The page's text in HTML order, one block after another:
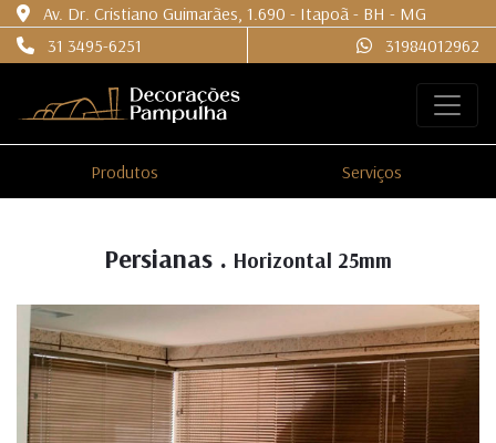
Av. Dr. Cristiano Guimarães, 1.690 - Itapoã - BH - MG
31 3495-6251
31984012962
Produtos Serviços
Persianas . Horizontal 25mm